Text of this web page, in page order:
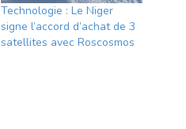
Technologie : Le Niger
signe l’accord d’achat de 3
satellites avec Roscosmos